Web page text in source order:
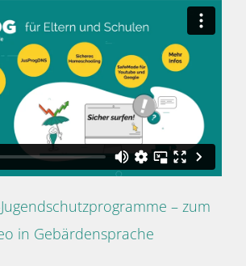
– zum
in Gebärdensprache